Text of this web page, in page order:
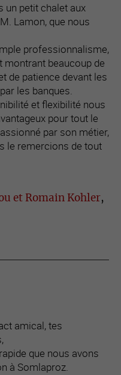
un petit chalet aux
Lamon, que nous
professionnalisme,
beaucoup de
de patience devant les
les banques.
et flexibilité nous
pour tout le
par son métier,
le remercions de tout
et Romain Kohler,
amical, tes
que nous avons
à Somlaproz.